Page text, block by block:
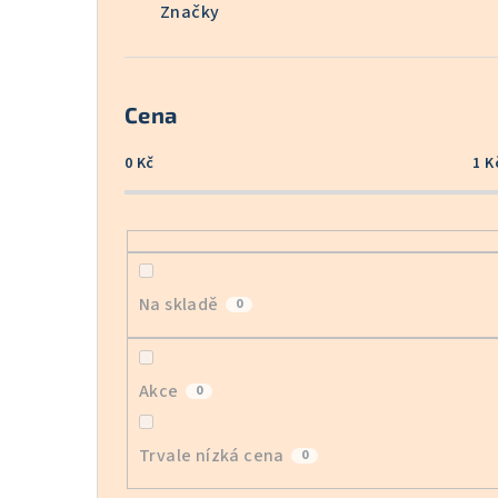
Značky
Cena
0 Kč 1
Na skladě 0
Akce 0
Trvale nízká cena 0